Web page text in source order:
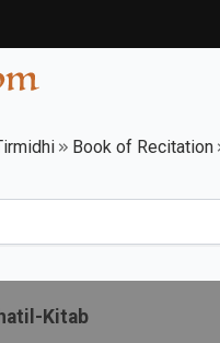
Book of Recitation
Kitab